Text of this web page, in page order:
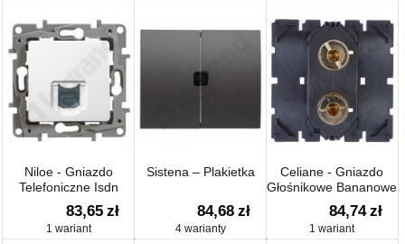
Niloe - Gniazdo
Telefoniczne Isdn
1xrj45
83,65 zł
1 wariant
Sistena – Plakietka
84,68 zł
4 warianty
Celiane - Gniazdo
Głośnikowe Bananowe
Pojedyncze
84,74 zł
1 wariant